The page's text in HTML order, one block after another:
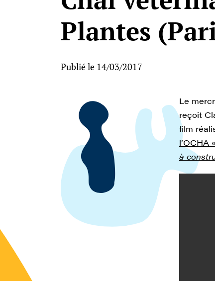
Plantes
Publié le 14/03/2017
Le
reçoit
film
l’OCHA
à